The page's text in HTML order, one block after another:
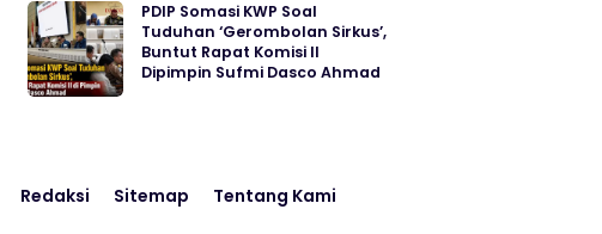
PDIP Somasi KWP Soal
Tuduhan ‘Gerombolan Sirkus’,
Buntut Rapat Komisi II
Dipimpin Sufmi Dasco Ahmad
Redaksi Sitemap Tentang Kami